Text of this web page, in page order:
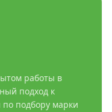
работы в
подход к
по подбору марки